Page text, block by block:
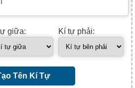
giữa: Kí tự phải:
Tên Kí Tự